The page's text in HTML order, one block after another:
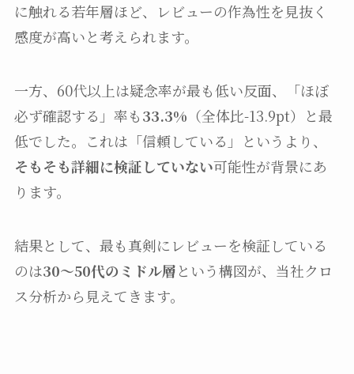
に触れる若年層ほど、レビューの作為性を見抜く
感度が高いと考えられます。
一方、60代以上は疑念率が最も低い反面、「ほぼ
必ず確認する」率も33.3% （全体比-13.9pt）と最
低でした。これは「信頼している」というより、
そもそも詳細に検証していない可能性が背景にあ
ります。
結果として、最も真剣にレビューを検証している
のは30〜50代のミドル層という構図が、当社クロ
ス分析から見えてきます。